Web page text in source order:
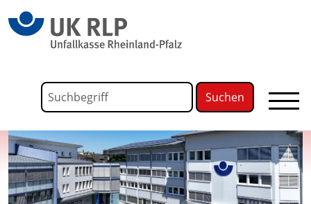
Formular für die Volltextsuche